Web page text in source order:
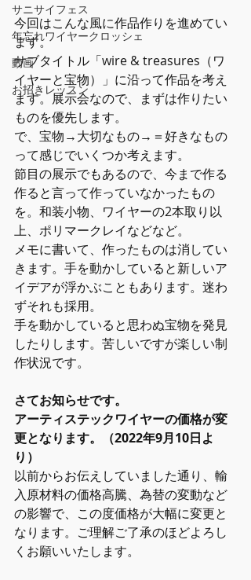
サニサイフェス
年忘れワイヤークロッシェ
動画
お招きレッスン
今回はこんな風に作品作りを進めてい
ます。
サブタイトル「wire & treasures（ワ
イヤーと宝物）」に沿って作品を考え
ます。展示会なので、まずは作りたい
ものを優先します。
で、宝物→大切なもの→＝好きなもの
って感じでいくつか考えます。
節目の展示でもあるので、今まで作る
作ると言って作っていなかったもの
を。和装小物、ワイヤーの2本取り以
上、ポリマークレイなどなど。
メモに書いて、作ったものは消してい
きます。手を動かしていると新しいア
イデアが浮かぶこともあります。迷わ
ずそれも採用。
手を動かしていると思わぬ宝物を発見
したりします。苦しいですが楽しい制
作状況です。
さてお知らせです。
アーティステックワイヤーの価格が変
更となります。（2022年9月10日よ
り）
以前からお伝えしていました通り、輸
入原材料の価格高騰、為替の変動など
の影響で、この度価格が大幅に変更と
なります。ご理解ご了承のほどよろし
くお願いいたします。